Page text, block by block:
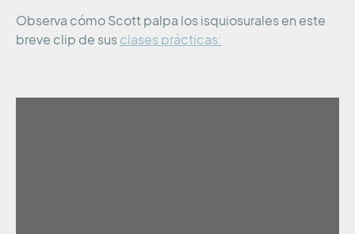
Observa cómo Scott palpa los isquiosurales en este
breve clip de sus clases prácticas: